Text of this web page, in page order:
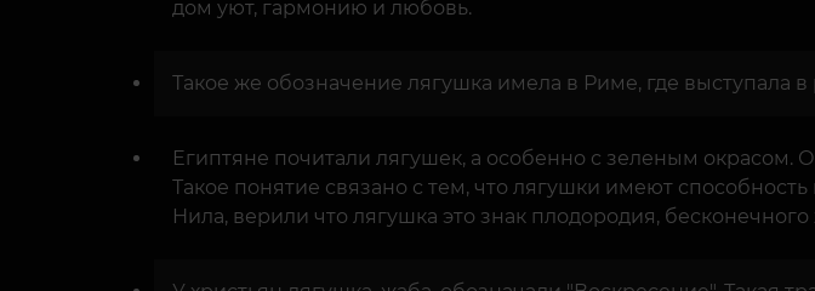
дом уют, гармонию и любовь.
Такое же обозначение лягушка имела в Риме, где выступала
Египтяне почитали лягушек, а особенно с зеленым окрасом.
Такое понятие связано с тем, что лягушки имеют
Нила, верили что лягушка это знак плодородия,